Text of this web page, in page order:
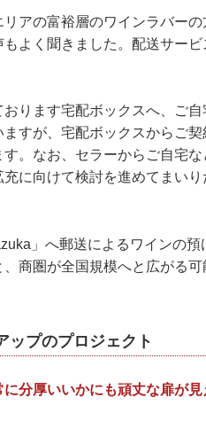
アの富裕層のワインラバーの
よく聞きました。配送サー
ります宅配ボックスへ、ご
すが、宅配ボックスからご
。なお、セラーからご自宅
に向けて検討を進めてまいり
」へ郵送によるワインの預
商圏が全国規模へと広がる
ップのプロジェクト
分厚いいかにも頑丈な扉が見